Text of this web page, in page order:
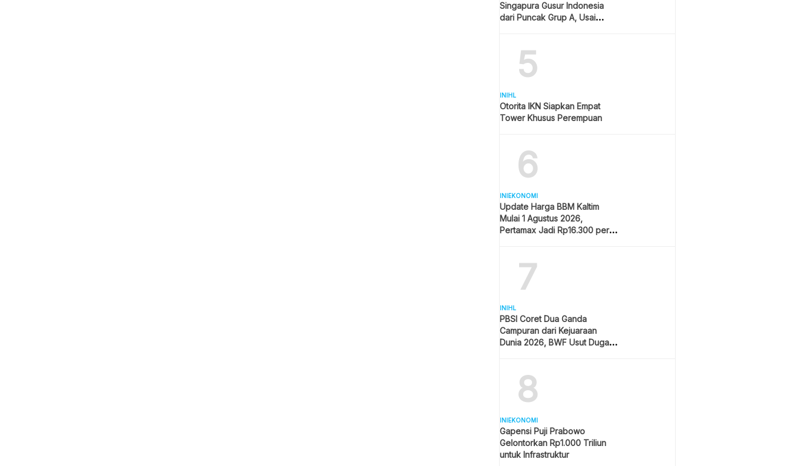
Singapura Gusur Indonesia
dari Puncak Grup A, Usai
5
INIHL
Otorita IKN Siapkan Empat
Tower Khusus Perempuan
6
INIEKONOMI
Update Harga BBM Kaltim
Mulai 1 Agustus 2026,
Pertamax Jadi Rp16.300 per
7
INIHL
PBSI Coret Dua Ganda
Campuran dari Kejuaraan
Dunia 2026, BWF Usut Dugaan
8
INIEKONOMI
Gapensi Puji Prabowo
Gelontorkan Rp1.000 Triliun
untuk Infrastruktur